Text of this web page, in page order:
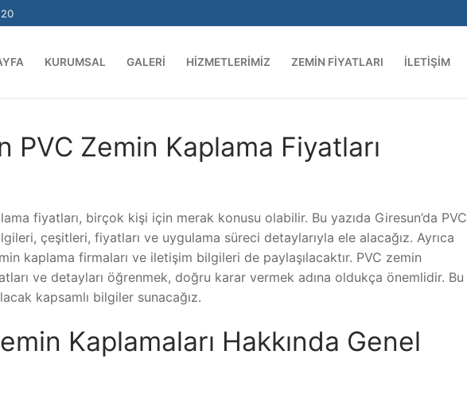
KURUMSAL GALERI HIZMETLERIMIZ ZEMIN FIYATLARI İLETIŞIM
PVC Zemin Kaplama Fiyatları
fiyatları, birçok kişi için merak konusu olabilir. Bu yazıda Giresun’da PVC
çeşitleri, fiyatları ve uygulama süreci detaylarıyla ele alacağız. Ayrıca
kaplama firmaları ve iletişim bilgileri de paylaşılacaktır. PVC zemin
ve detayları öğrenmek, doğru karar vermek adına oldukça önemlidir. Bu
kapsamlı bilgiler sunacağız.
Kaplamaları Hakkında Genel